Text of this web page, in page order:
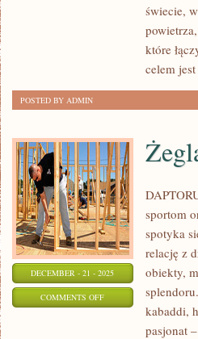
ROKU
ŻYCIA
świecie,
które
celem jest
POSTED BY ADMIN
DECEMBER - 21 - 2025
COMMENTS OFFON
ŻEGLARSTWO
sportom
spotyka
relację z
obiekty,
kabaddi,
pasjonat